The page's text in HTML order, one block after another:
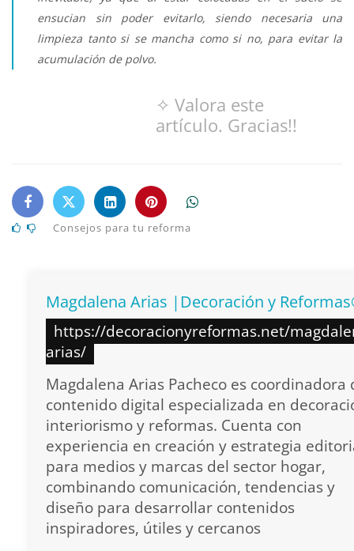
ensucian sin poder evitarlo, siendo necesaria una
limpieza tanto si se mancha como si no, para evitar la
acumulación de polvo.
✧ Valora este
artículo. Gracias!!
Consejos para tu reforma
Magdalena Arias |Decoración y
https://decoracionyreformas.net/
arias/
Magdalena Arias Pacheco es coordinadora
contenido digital especializada en
interiorismo y reformas. Cuenta con
experiencia en creación y estrategia
para medios y marcas del sector hogar,
combinando comunicación, tendencias y
diseño para desarrollar contenidos
inspiradores, útiles y cercanos